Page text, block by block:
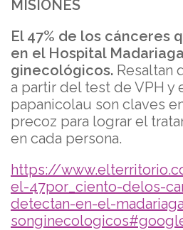
MISIONES
El 47% de los cánceres
en el Hospital
ginecológicos. Resaltan
a partir del test de VPH y
papanicolau son claves
precoz para lograr el
en cada persona.
https://
el-47por_ciento-delos-
detectan-en-el-